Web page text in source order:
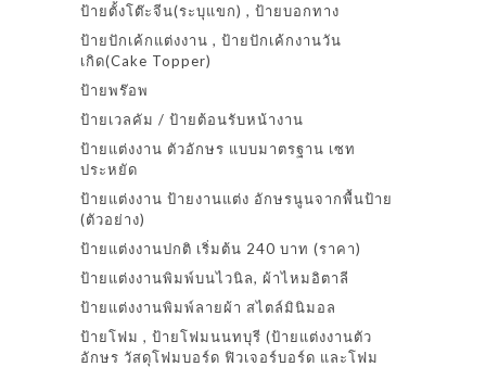
ป้ายตั้งโต๊ะจีน(ระบุแขก) , ป้ายบอกทาง
ป้ายปักเค้กแต่งงาน , ป้ายปักเค้กงานวัน
เกิด(Cake Topper)
ป้ายพร๊อพ
ป้ายเวลคัม / ป้ายต้อนรับหน้างาน
ป้ายแต่งงาน ตัวอักษร แบบมาตรฐาน เซท
ประหยัด
ป้ายแต่งงาน ป้ายงานแต่ง อักษรนูนจากพื้นป้าย
(ตัวอย่าง)
ป้ายแต่งงานปกติ เริ่มต้น 240 บาท (ราคา)
ป้ายแต่งงานพิมพ์บนไวนิล, ผ้าไหมอิตาลี
ป้ายแต่งงานพิมพ์ลายผ้า สไตล์มินิมอล
ป้ายโฟม , ป้ายโฟมนนทบุรี (ป้ายแต่งงานตัว
อักษร วัสดุโฟมบอร์ด ฟิวเจอร์บอร์ด และโฟม